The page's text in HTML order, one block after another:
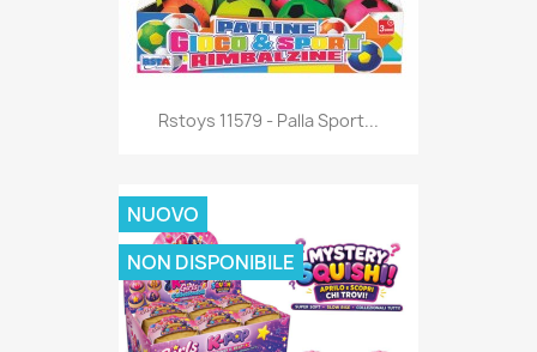
Anteprima
Rstoys 11579 - Palla Sport...
NUOVO
NON DISPONIBILE